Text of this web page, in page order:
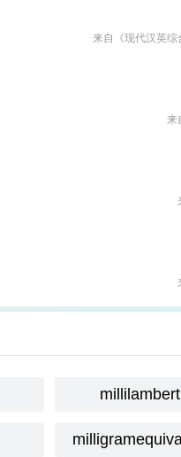
来自《现代汉英综
来
millilambert